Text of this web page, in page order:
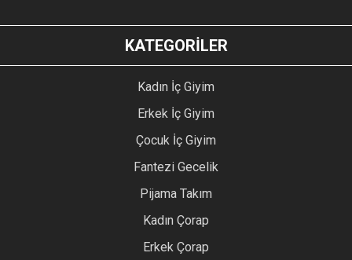
KATEGORİLER
Kadın İç Giyim
Erkek İç Giyim
Çocuk İç Giyim
Fantezi Gecelik
Pijama Takım
Kadın Çorap
Erkek Çorap